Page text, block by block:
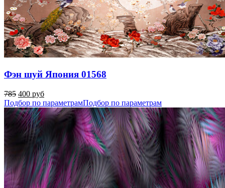
Фэн шуй Япония 01568
785 400 руб
Подбор по параметрамПодбор по параметрам